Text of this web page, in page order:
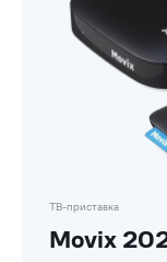
ТВ-приставка
Movix